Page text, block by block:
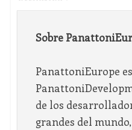
Sobre
PanattoniEurope
de los
grandes del